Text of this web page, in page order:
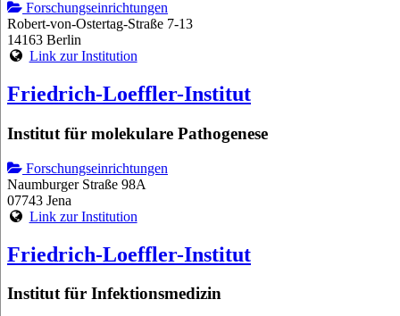
Forschungseinrichtungen
Robert-von-Ostertag-Straße 7-13
14163 Berlin
Link zur Institution
Friedrich-Loeffler-Institut
Institut für molekulare Pathogenese
Forschungseinrichtungen
Naumburger Straße 98A
07743 Jena
Link zur Institution
Friedrich-Loeffler-Institut
Institut für Infektionsmedizin